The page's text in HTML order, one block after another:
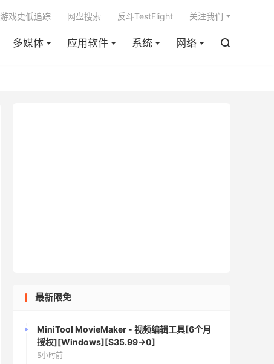
多媒体 应用软件 系统 网络 
戏史低追踪 网盘搜索 反斗TestFlight 关注我们
最新限免
MiniTool MovieMaker - 视频编辑工具[6个月
授权][Windows][$35.99→0]
5小时前